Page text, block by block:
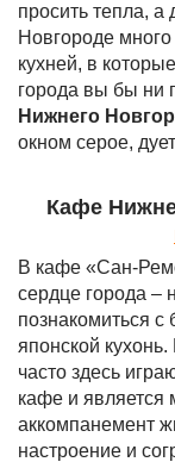
просить тепла,
Новгороде
кухней, в
города вы бы ни
Нижнего
окном серое,
Кафе
В кафе «Сан-
сердце города –
познакомиться с
японской
часто здесь
кафе и является
аккомпанемент
настроение и